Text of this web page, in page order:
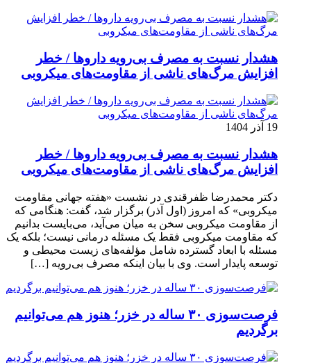
هشدار نسبت به مصرف بی‌رویه داروها / خطر
افزایش مرگ‌های ناشی از مقاومت‌های میکروبی
19 آذر 1404
هشدار نسبت به مصرف بی‌رویه داروها / خطر
افزایش مرگ‌های ناشی از مقاومت‌های میکروبی
دکتر محمدرضا ظفرقندی در نشست «هفته جهانی مقاومت
میکروبی» که امروز (اول آذر) برگزار شد، گفت: هنگامی که
از مقاومت میکروبی سخن به میان می‌آید، می‌بایست بدانیم
که مقاومت میکروبی فقط یک مسئله درمانی نیست؛ بلکه یک
مسئله با ابعاد گسترده شامل مؤلفه‌های زیست محیطی و
توسعه پایدار است. وی با بیان اینکه مصرف بی‌رویه […]
فرصت‌سوزی ۳۰ ساله در خزر؛ هنوز هم می‌توانیم
برگردیم